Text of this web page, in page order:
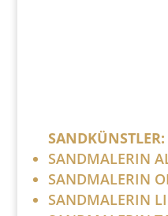
SANDKÜNSTLER:
SANDMALERIN
SANDMALERIN
SANDMALERIN